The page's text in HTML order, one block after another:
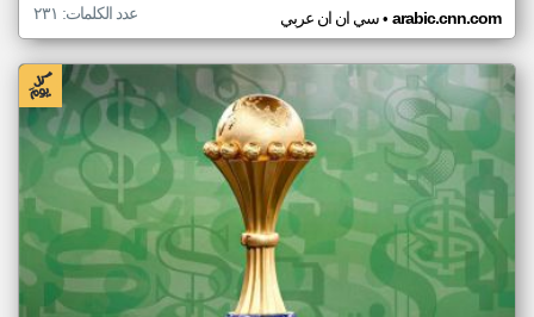
سي ان ان عربي• arabic.cnn.com عدد الكلمات: ٢٣١